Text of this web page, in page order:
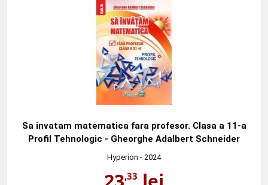
Sa invatam matematica fara profesor. Clasa a 11-a
Profil Tehnologic - Gheorghe Adalbert Schneider
Hyperion - 2024
,33